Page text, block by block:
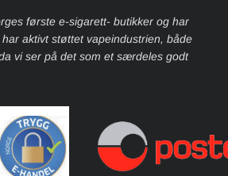
LAVT.
INTELLIGENT LÅSESYSTEM
LÅSEMODUSER.
AV SETTET.
ER+/- KNAPPER
første e-sigarett- butikker og har
aktivt støttet vapeindustrien, både
vi ser på det som et særdeles godt